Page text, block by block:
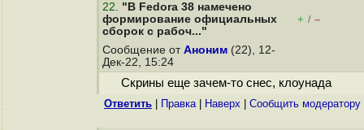
22. "В Fedora 38 намечено
формирование официальных
сборок с рабоч..."
+ / –
Сообщение от Аноним (22), 12-
Дек-22, 15:24
Скрины еще зачем-то снес, клоунада
Ответить Правка| Наверх Cообщить модератору